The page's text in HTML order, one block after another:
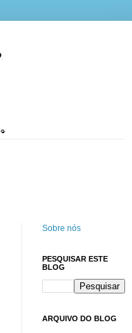
Sobre nós
PESQUISAR ESTE
BLOG
ARQUIVO DO BLOG